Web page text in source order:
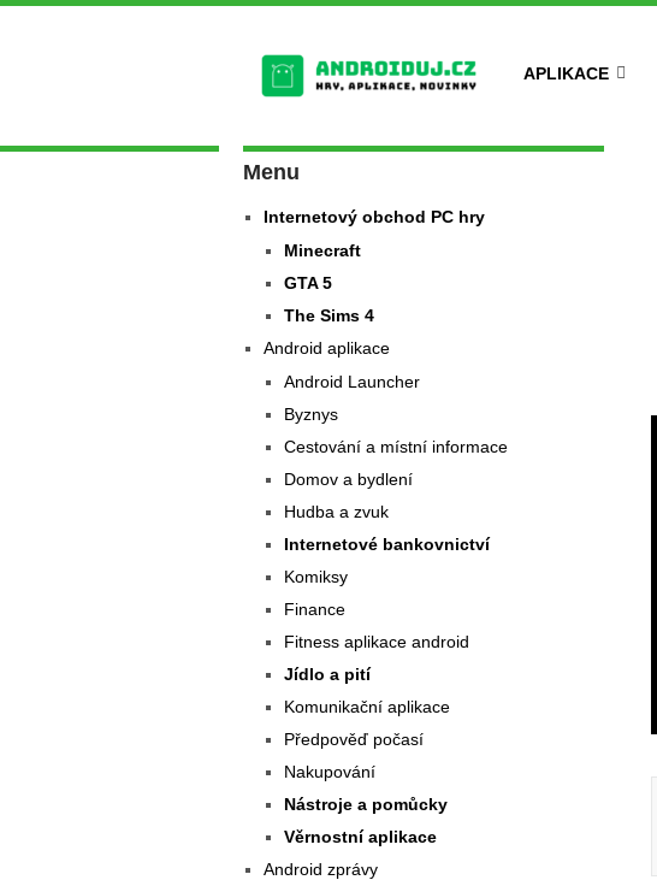
APLIKACE
Menu
Internetový obchod PC hry
Minecraft
GTA 5
The Sims 4
Android aplikace
Android Launcher
Byznys
Cestování a místní informace
Domov a bydlení
Hudba a zvuk
Internetové bankovnictví
Komiksy
Finance
Fitness aplikace android
Jídlo a pití
Komunikační aplikace
Předpověď počasí
Nakupování
Nástroje a pomůcky
Věrnostní aplikace
Android zprávy